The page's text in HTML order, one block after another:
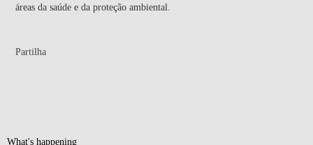
áreas da saúde e da proteção ambiental.
Partilha
What's happening